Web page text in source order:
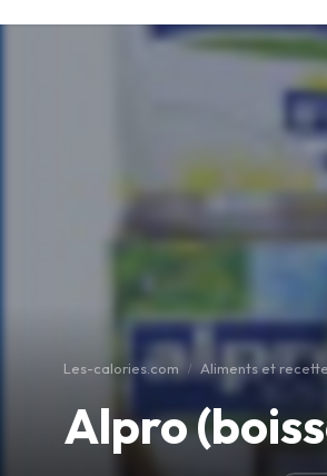
Les-calories.com Aliments et
Alpro